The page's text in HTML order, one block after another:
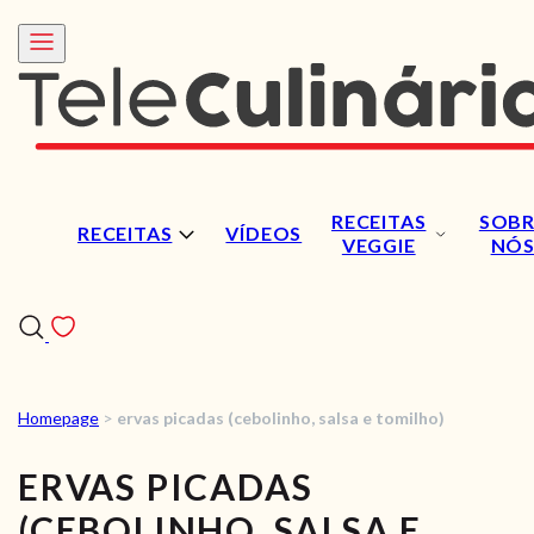
RECEITAS VÍDEOS
RECEITAS
VEGGIE
NÓS
RECEITAS
VÍDEOS
Homepage > ervas picadas (cebolinho, salsa e tomilho)
ERVAS PICADAS